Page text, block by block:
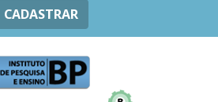
CADASTRAR